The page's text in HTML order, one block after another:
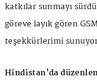
katkılar sunmayı
göreve layık gören
teşekkürlerimi
Hindistan'da